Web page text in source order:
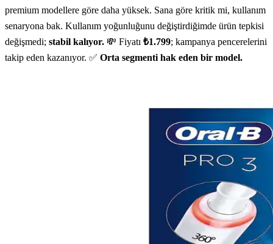
premium modellere göre daha yüksek. Sana göre kritik mi, kullanım
senaryona bak. Kullanım yoğunluğunu değiştirdiğimde ürün tepkisi
değişmedi; stabil kalıyor. 💸 Fiyatı ₺1.799; kampanya pencerelerini
takip eden kazanıyor. ✅ Orta segmenti hak eden bir model.